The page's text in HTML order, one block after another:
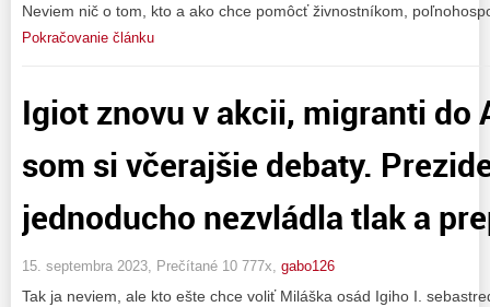
Neviem nič o tom, kto a ako chce pomôcť živnostníkom,
Pokračovanie článku
Igiot znovu v akcii, migranti do
som si včerajšie debaty.
jednoducho nezvládla tlak a
15. septembra 2023, Prečítané 10 777x, gabo126
Tak ja neviem, ale kto ešte chce voliť Miláška osád Igiho I.